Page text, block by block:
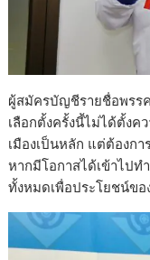
ผู้สมัครบัญชีรายชื่อพรรค
เลือกตั้งครั้งนี้ไม่ได้ตั้งค
เมืองเป็นหลัก แต่ต้องก
หากมีโอกาสได้เข้าไปท
ทั้งหมดเพื่อประโยชน์ข